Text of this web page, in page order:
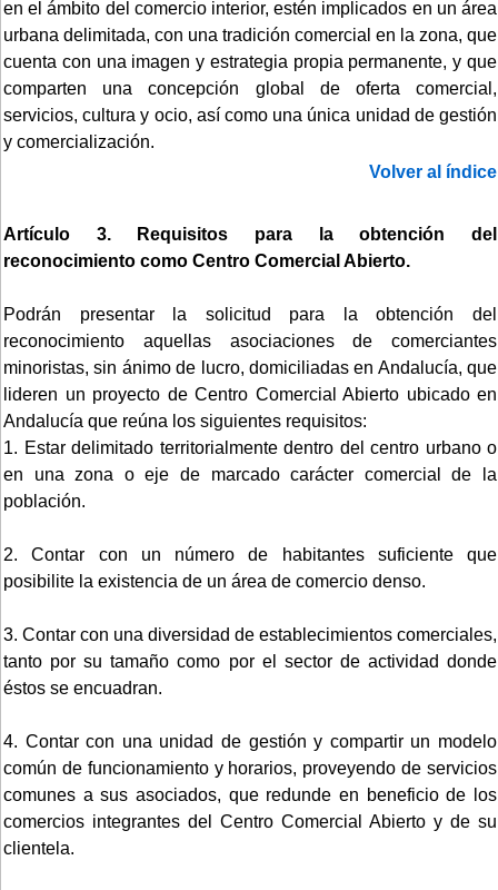
en el ámbito del comercio interior, estén implicados en un área
urbana delimitada, con una tradición comercial en la zona, que
cuenta con una imagen y estrategia propia permanente, y que
comparten una concepción global de oferta comercial,
servicios, cultura y ocio, así como una única unidad de gestión
y comercialización.
Volver al índice
Artículo 3. Requisitos para la obtención del
reconocimiento como Centro Comercial Abierto.
Podrán presentar la solicitud para la obtención del
reconocimiento aquellas asociaciones de comerciantes
minoristas, sin ánimo de lucro, domiciliadas en Andalucía, que
lideren un proyecto de Centro Comercial Abierto ubicado en
Andalucía que reúna los siguientes requisitos:
1. Estar delimitado territorialmente dentro del centro urbano o
en una zona o eje de marcado carácter comercial de la
población.
2. Contar con un número de habitantes suficiente que
posibilite la existencia de un área de comercio denso.
3. Contar con una diversidad de establecimientos comerciales,
tanto por su tamaño como por el sector de actividad donde
éstos se encuadran.
4. Contar con una unidad de gestión y compartir un modelo
común de funcionamiento y horarios, proveyendo de servicios
comunes a sus asociados, que redunde en beneficio de los
comercios integrantes del Centro Comercial Abierto y de su
clientela.